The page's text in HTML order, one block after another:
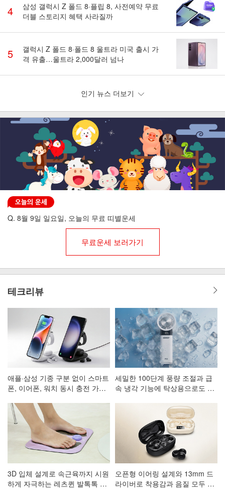
4
삼성 갤럭시 Z 폴드 8·플립 8, 사전예약 무료
더블 스토리지 혜택 사라질까
5
갤럭시 Z 폴드 8·폴드 8 울트라 미국 출시 가
격 유출…울트라 2,000달러 넘나
인기 뉴스 더보기
Q. 8월 9일 일요일, 오늘의 무료 띠별운세
무료운세 보러가기
테크리뷰
애플·삼성 기종 구분 없이 스마트
폰, 이어폰, 워치 동시 충전 가능
세밀한 100단계 풍량 조절과 급
속 냉각 기능에 탁상용으로도 활
3D 입체 설계로 속근육까지 시원
하게 자극하는 레츠퀸 발톡톡 저
오픈형 이어링 설계와 13mm 드
라이버로 착용감과 음질 모두 잡